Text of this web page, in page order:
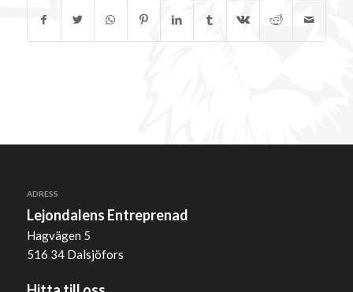
ADRESS
Lejondalens Entreprenad
Hagvägen 5
516 34 Dalsjöfors